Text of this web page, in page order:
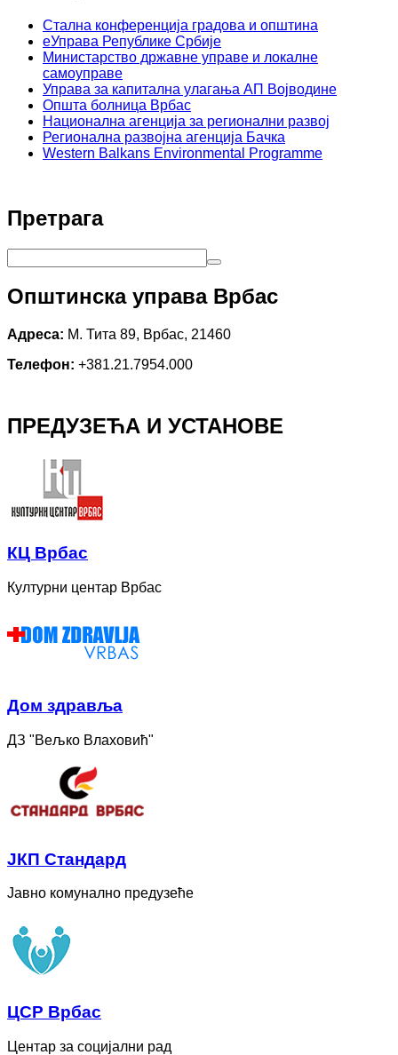
Стална конференција градова и општина
еУправа Републике Србије
Министарство државне управе и локалне
самоуправе
Управа за капитална улагања АП Војводине
Општа болница Врбас
Национална агенција за регионални развој
Регионална развојна агенција Бачка
Western Balkans Environmental Programme
Претрага
Општинска управа Врбас
Адреса: М. Тита 89, Врбас, 21460
Телефон: +381.21.7954.000
ПРЕДУЗЕЋА И УСТАНОВЕ
КЦ Врбас
Културни центар Врбас
Дом здравља
ДЗ "Вељко Влаховић"
ЈКП Стандард
Јавно комунално предузеће
ЦСР Врбас
Центар за социјални рад